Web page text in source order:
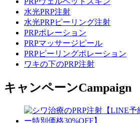
水光PRP注射
水光PRPピーリング注射
PRPポレーション
PRPマッサージピール
PRPピーリングポレーション
ワキの下のPRP注射
キャンペーンCampaign